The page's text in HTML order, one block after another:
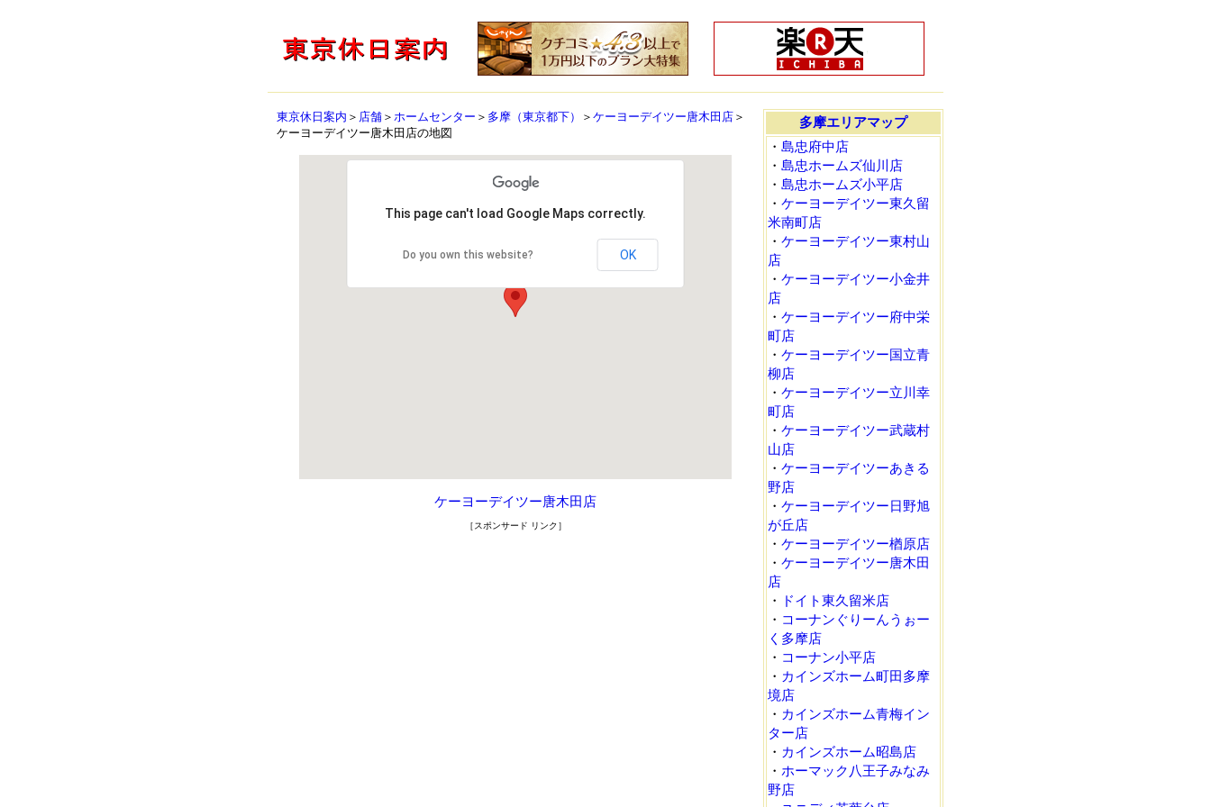
東京休日案内 ＞ 店舗 ＞ ホームセンター ＞ 多摩（東京都下） ＞ ケーヨーデイツー唐木田店 ＞
ケーヨーデイツー唐木田店の地図
This page can't load Google Maps correctly.
Do you own this website? OK
ケーヨーデイツー唐木田店
［スポンサード リンク］
多摩エリアマップ
・ 島忠府中店
・ 島忠ホームズ仙川店
・ 島忠ホームズ小平店
・ ケーヨーデイツー東久留
米南町店
・ ケーヨーデイツー東村山
店
・ ケーヨーデイツー小金井
店
・ ケーヨーデイツー府中栄
町店
・ ケーヨーデイツー国立青
柳店
・ ケーヨーデイツー立川幸
町店
・ ケーヨーデイツー武蔵村
山店
・ ケーヨーデイツーあきる
野店
・ ケーヨーデイツー日野旭
が丘店
・ ケーヨーデイツー楢原店
・ ケーヨーデイツー唐木田
店
・
ドイト東久留米店
・ コーナンぐりーんうぉー
く多摩店
・ コーナン小平店
・ カインズホーム町田多摩
境店
・ カインズホーム青梅イン
ター店
・ カインズホーム昭島店
・ ホーマック八王子みなみ
野店